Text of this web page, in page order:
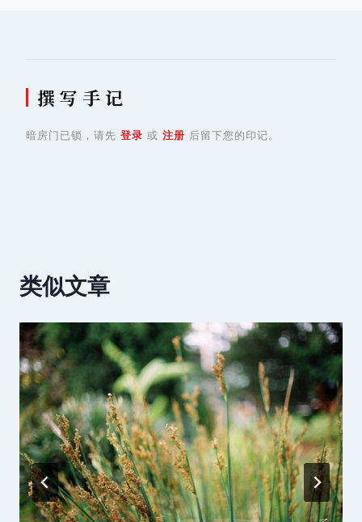
撰 写 手 记
暗房门已锁，请先 登录 或 注册 后留下您的印记。
类似文章